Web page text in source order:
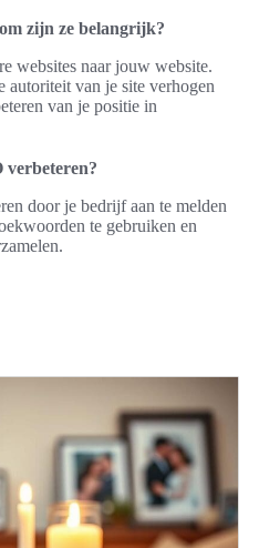
zijn ze belangrijk?
websites naar jouw website.
autoriteit van je site verhogen
van je positie in
verbeteren?
door je bedrijf aan te melden
te gebruiken en